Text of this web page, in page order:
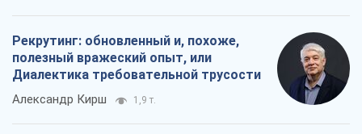
Рекрутинг: обновленный и, похоже,
полезный вражеский опыт, или
Диалектика требовательной трусости
Александр Кирш 1,9 т.